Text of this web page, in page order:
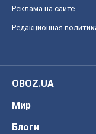
Реклама на сайте
Редакционная
OBOZ.UA
Мир
Блоги